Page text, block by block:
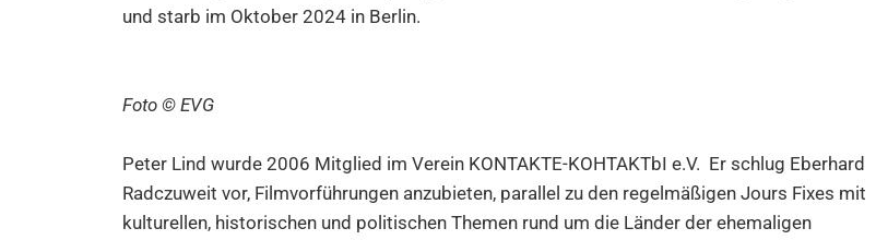
und starb im Oktober 2024 in Berlin.
Foto © EVG
Peter Lind wurde 2006 Mitglied im Verein KONTAKTE-KOHTAKTbI e.V. Er schlug Eberhard
Radczuweit vor, Filmvorführungen anzubieten, parallel zu den regelmäßigen Jours Fixes mit
kulturellen, historischen und politischen Themen rund um die Länder der ehemaligen